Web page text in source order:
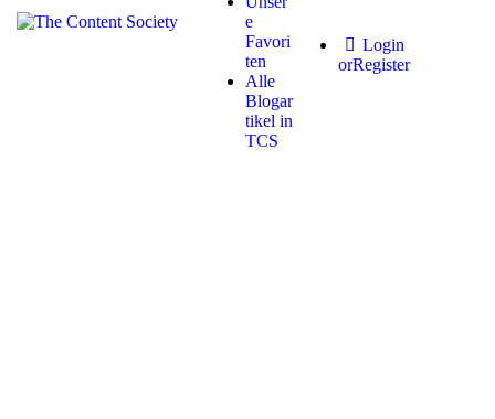
e
Favori
ten
Alle
Blogar
tikel in
TCS
Login
orRegister